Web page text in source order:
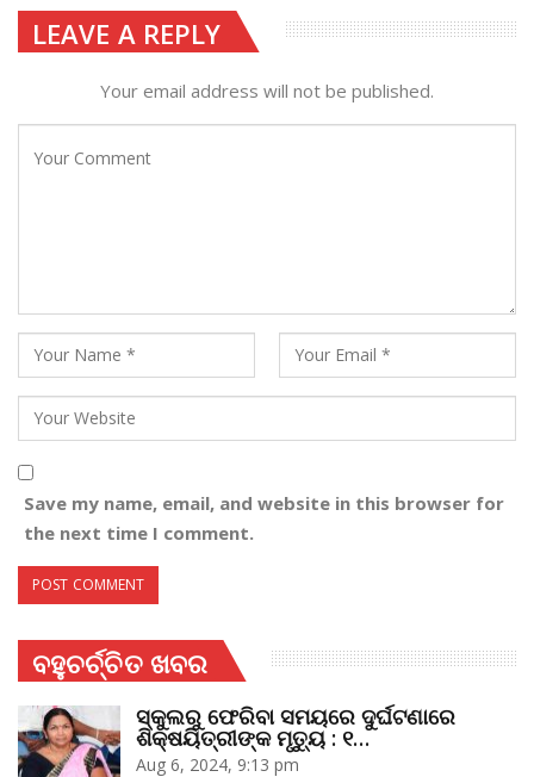
LEAVE A REPLY
Your email address will not be published.
Save my name, email, and website in this browser for
the next time I comment.
ବହୁଚର୍ଚ୍ଚିତ ଖବର
ସ୍କୁଲରୁ ଫେରିବା ସମୟରେ ଦୁର୍ଘଟଣାରେ
ଶିକ୍ଷୟିତ୍ରୀଙ୍କ ମୃତ୍ୟୁ : ୧…
Aug 6, 2024, 9:13 pm